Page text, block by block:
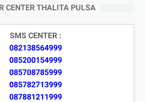
CENTER THALITA PULSA
SMS CENTER :
082138564999
085200154999
085708785999
085782713999
087881211999